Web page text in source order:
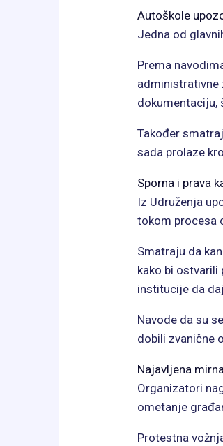
Autoškole
Jedna od
Prema
administrativne
dokumentaciju,
Također
sada prolaze
Sporna i prava
Iz Udruženja
tokom procesa
Smatraju da
kako bi ostvarili
institucije da
Navode da su
dobili zvanične
Najavljena
Organizatori
ometanje
Protestna